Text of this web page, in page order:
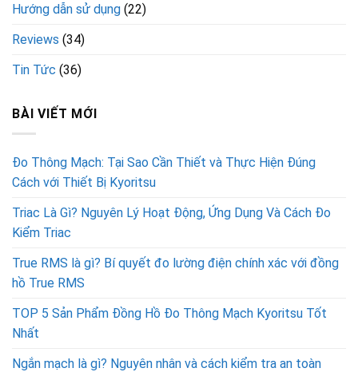
Hướng dẫn sử dụng (22)
Reviews (34)
Tin Tức (36)
BÀI VIẾT MỚI
Đo Thông Mạch: Tại Sao Cần Thiết và Thực Hiện Đúng
Cách với Thiết Bị Kyoritsu
Triac Là Gì? Nguyên Lý Hoạt Động, Ứng Dụng Và Cách Đo
Kiểm Triac
True RMS là gì? Bí quyết đo lường điện chính xác với đồng
hồ True RMS
TOP 5 Sản Phẩm Đồng Hồ Đo Thông Mạch Kyoritsu Tốt
Nhất
Ngắn mạch là gì? Nguyên nhân và cách kiểm tra an toàn